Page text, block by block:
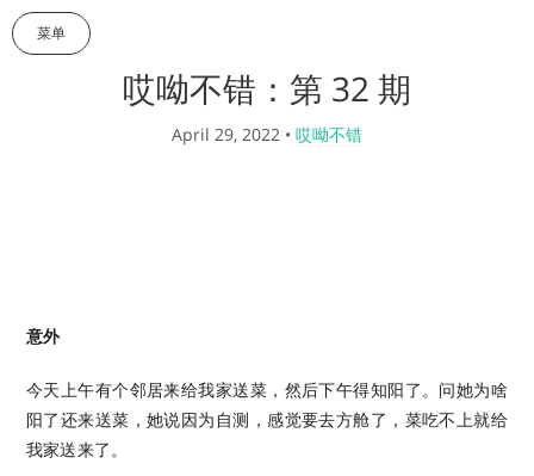
菜单
哎呦不错：第 32 期
April 29, 2022 • 哎呦不错
意外
今天上午有个邻居来给我家送菜，然后下午得知阳了。问她为啥
阳了还来送菜，她说因为自测，感觉要去方舱了，菜吃不上就给
我家送来了。